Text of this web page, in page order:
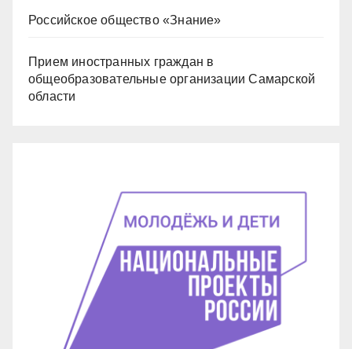
Российское общество «Знание»
Прием иностранных граждан в
общеобразовательные организации Самарской
области